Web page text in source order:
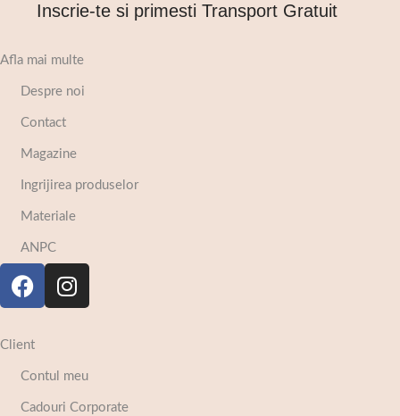
Inscrie-te si primesti Transport Gratuit
Afla mai multe
Despre noi
Contact
Magazine
Ingrijirea produselor
Materiale
ANPC
Client
Contul meu
Cadouri Corporate